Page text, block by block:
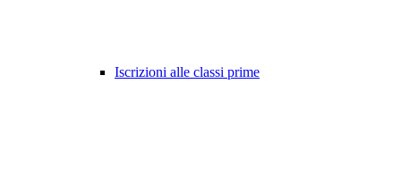
Iscrizioni alle classi prime